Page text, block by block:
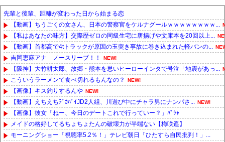
先輩と後輩、距離が変わった日から始まる恋
【動画】ちうごくの女さん、日本の警察官をケルナグールｗｗｗｗｗｗｗｗ...
【私はあなたの味方】交際歴ゼロの同級生宅に唐揚げや文庫本を20回以上...
【動画】首都高で4tトラックが原因の玉突き事故に巻き込まれた軽バンの...
吉岡恵麻アナ ノースリーブ！！ NEW!
【阪神】大竹耕太郎、故郷・熊本を思いヒーローインタで号泣「地震があっ...
こういうラーメンて食べ切れるもんなの？ NEW!
【画像】キス釣りするんや NEW!
【動画】えちえちﾃﾞｶﾊﾟｲJD2人組、川遊び中にチャラ男にナンパさ... NEW!
【画像】彼女「ねー、今日のデートこれで行っていー？」ﾊﾟｼｬ
メイドの格好してるちょちょたんの破壊力が半端ない【梅咲遥】
モーニングショー「視聴率5.2％！」テレビ朝日「ひたすら自民批判！」...